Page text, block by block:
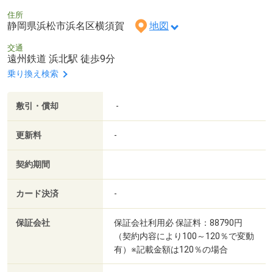
住所
静岡県浜松市浜名区横須賀 地図
交通
遠州鉄道 浜北駅 徒歩9分
乗り換え検索
敷引・償却 -
更新料 -
契約期間
カード決済 -
保証会社
保証会社利用必 保証料：88790円
（契約内容により100～120％で変動
有）※記載金額は120％の場合